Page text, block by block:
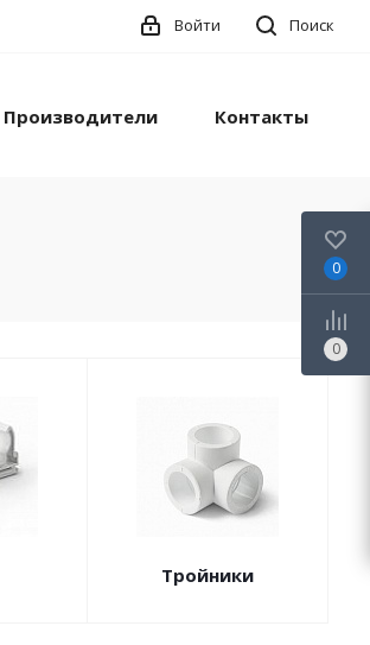
Поиск
Войти
Производители Контакты
Тройники
0
0